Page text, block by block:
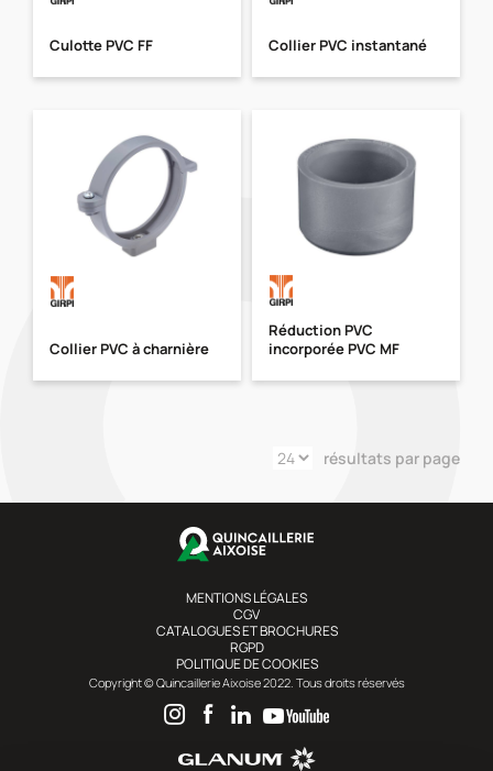
Culotte PVC FF Collier PVC instantané
Collier PVC à charnière
Réduction PVC
incorporée PVC MF
résultats par page
MENTIONS LÉGALES
CGV
CATALOGUES ET BROCHURES
RGPD
POLITIQUE DE COOKIES
Copyright © Quincaillerie Aixoise 2022. Tous droits réservés